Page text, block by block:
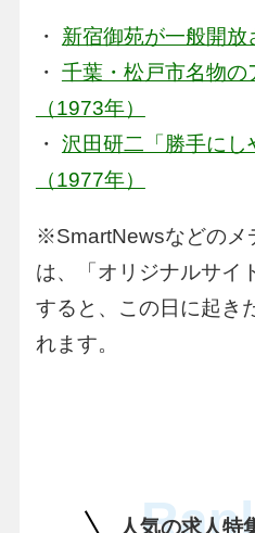
・ 新宿御苑が一般開放
・ 千葉・松戸市名物
（1973年）
・ 沢田研二「勝手にし
（1977年）
※SmartNewsなどのメ
は、「オリジナルサイ
すると、この日に起き
れます。
人気の求人特